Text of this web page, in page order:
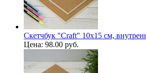
Скетчбук "Craft" 10х15 см,
Цена: 98.00 руб.